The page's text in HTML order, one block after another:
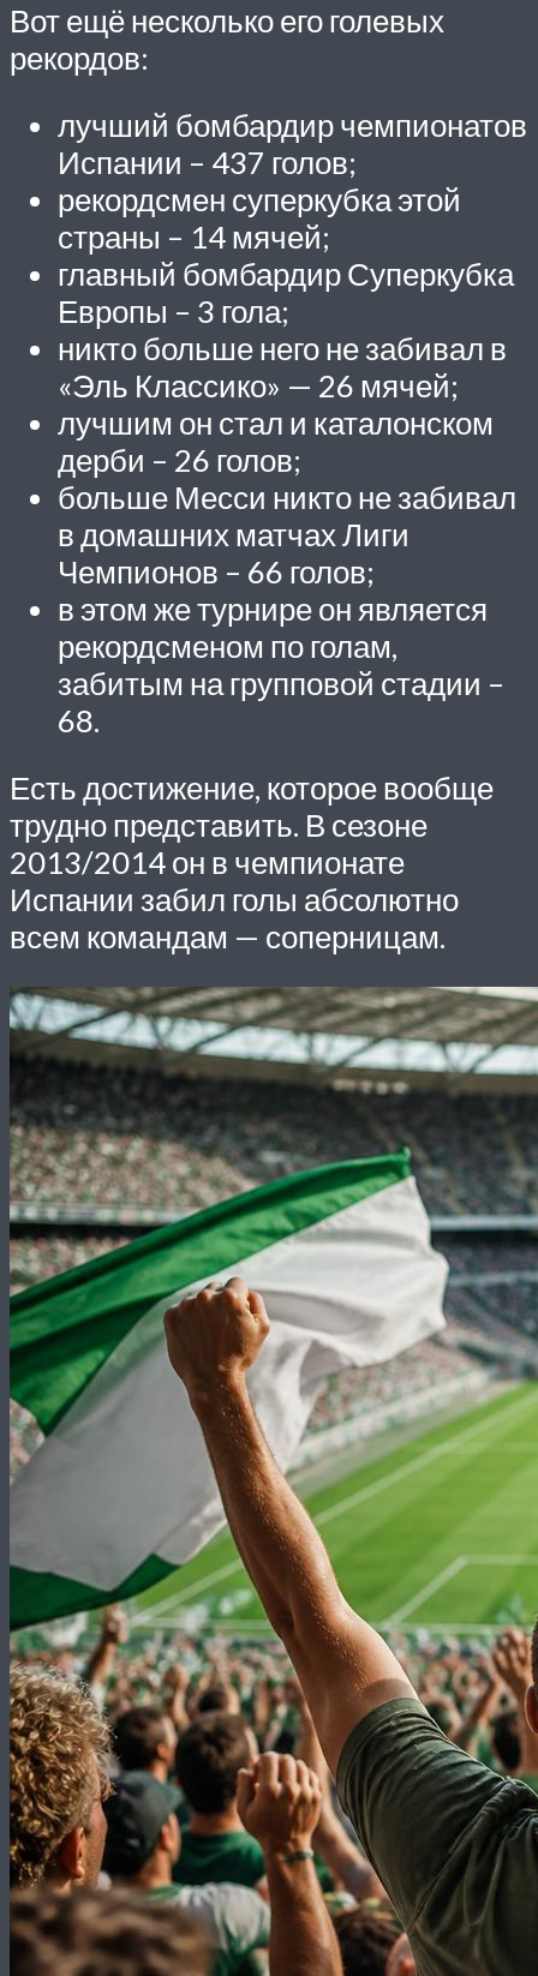
Вот ещё несколько его голевых
рекордов:
лучший бомбардир чемпионатов
Испании – 437 голов;
рекордсмен суперкубка этой
страны – 14 мячей;
главный бомбардир Суперкубка
Европы – 3 гола;
никто больше него не забивал в
«Эль Классико» — 26 мячей;
лучшим он стал и каталонском
дерби – 26 голов;
больше Месси никто не забивал
в домашних матчах Лиги
Чемпионов – 66 голов;
в этом же турнире он является
рекордсменом по голам,
забитым на групповой стадии –
68.
Есть достижение, которое вообще
трудно представить. В сезоне
2013/2014 он в чемпионате
Испании забил голы абсолютно
всем командам — соперницам.